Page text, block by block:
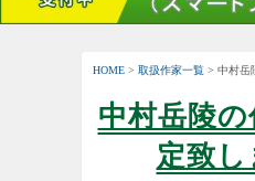
HOME > 取扱作家一覧 > 中村岳
中村岳陵
定致し